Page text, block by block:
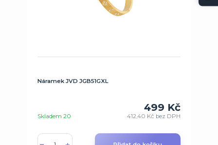
Náramek JVD JGB51GXL
499 Kč
412,40 Kč bez DPH
Skladem 20